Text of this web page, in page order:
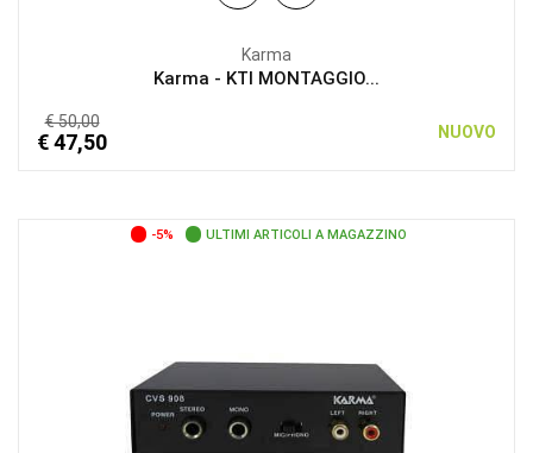
Karma
Karma - KTI MONTAGGIO...
€ 50,00
€ 47,50 NUOVO
-5% ULTIMI ARTICOLI A MAGAZZINO